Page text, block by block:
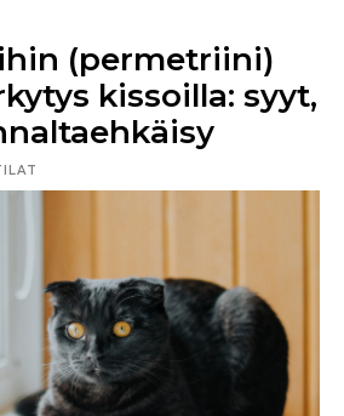
(permetriini)
kissoilla: syyt,